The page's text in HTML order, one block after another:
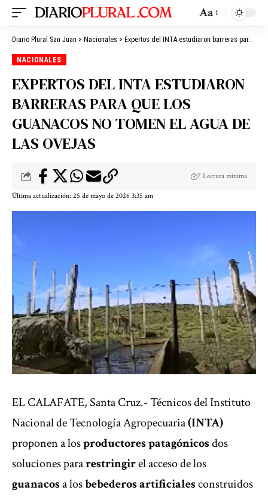
Aa
Diario Plural San Juan > Nacionales > Expertos del INTA estudiaron barreras para que los guanacos no tomen el agua de las ovejas
NACIONALES
EXPERTOS DEL INTA ESTUDIARON
BARRERAS PARA QUE LOS
GUANACOS NO TOMEN EL AGUA DE
LAS OVEJAS
Última actualización: 25 de mayo de 2026 3:35 am
7 Lectura mínima
EL CALAFATE, Santa Cruz.- Técnicos del Instituto
Nacional de Tecnología Agropecuaria(INTA)
proponen a losproductores patagónicosdos
soluciones pararestringirel acceso de los
guanacosa losbebederos artificialesconstruidos